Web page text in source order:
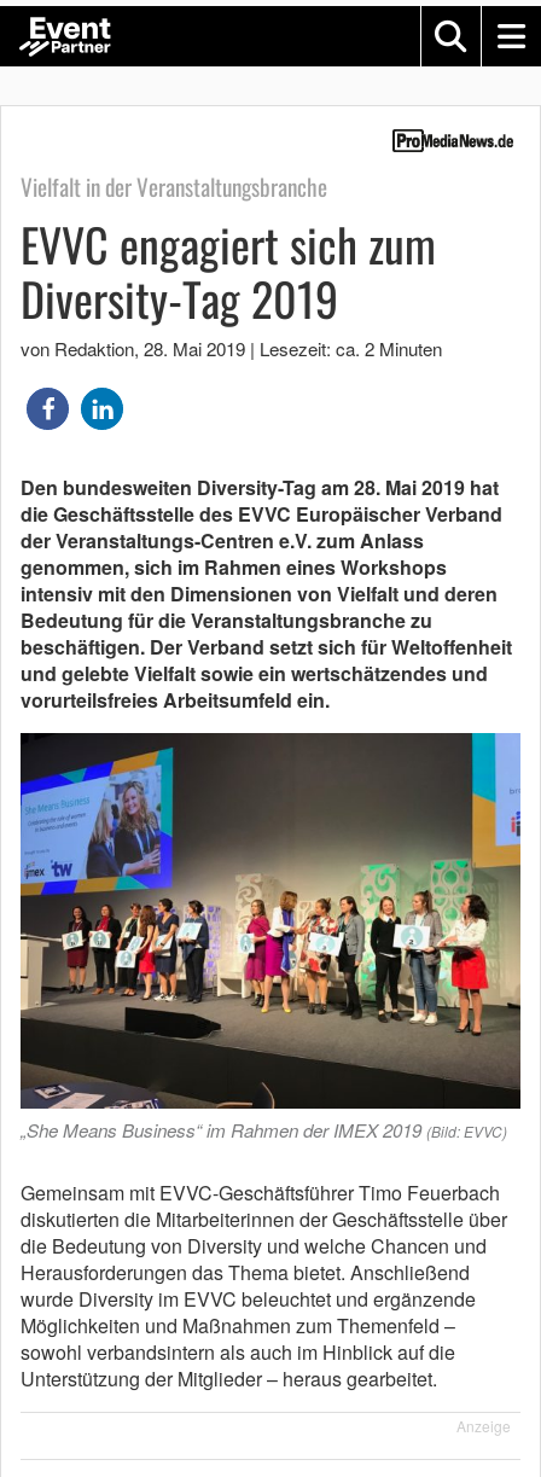
Vielfalt in der Veranstaltungsbranche
EVVC engagiert sich zum
Diversity-Tag 2019
von Redaktion, 28. Mai 2019 | Lesezeit: ca. 2 Minuten
Den bundesweiten Diversity-Tag am 28. Mai 2019 hat
die Geschäftsstelle des EVVC Europäischer Verband
der Veranstaltungs-Centren e.V. zum Anlass
genommen, sich im Rahmen eines Workshops
intensiv mit den Dimensionen von Vielfalt und deren
Bedeutung für die Veranstaltungsbranche zu
beschäftigen. Der Verband setzt sich für Weltoffenheit
und gelebte Vielfalt sowie ein wertschätzendes und
vorurteilsfreies Arbeitsumfeld ein.
„She Means Business“ im Rahmen der IMEX 2019 (Bild: EVVC)
Gemeinsam mit EVVC-Geschäftsführer Timo Feuerbach
diskutierten die Mitarbeiterinnen der Geschäftsstelle über
die Bedeutung von Diversity und welche Chancen und
Herausforderungen das Thema bietet. Anschließend
wurde Diversity im EVVC beleuchtet und ergänzende
Möglichkeiten und Maßnahmen zum Themenfeld –
sowohl verbandsintern als auch im Hinblick auf die
Unterstützung der Mitglieder – heraus gearbeitet.
Anzeige